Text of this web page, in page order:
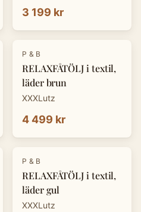
3 199 kr
P & B
RELAXFÅTÖLJ i textil,
läder brun
XXXLutz
4 499 kr
P & B
RELAXFÅTÖLJ i textil,
läder gul
XXXLutz